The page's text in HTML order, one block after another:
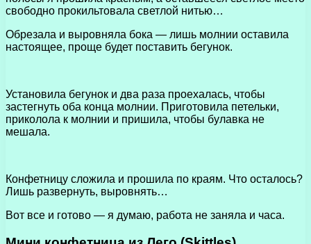
свободно прокильтовала светлой нитью…
Обрезала и выровняла бока — лишь молнии оставила
настоящее, проще будет поставить бегунок.
Установила бегунок и два раза проехалась, чтобы
застегнуть оба конца молнии. Приготовила петельки,
приколола к молнии и пришила, чтобы булавка не
мешала.
Конфетницу сложила и прошила по краям. Что осталось?
Лишь развернуть, выровнять…
Вот все и готово — я думаю, работа не заняла и часа.